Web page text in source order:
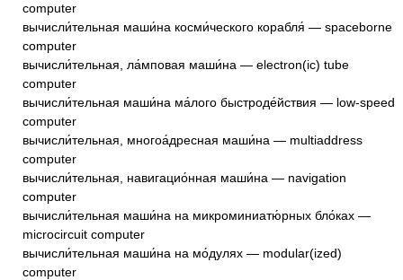
computer
вычисли́тельная маши́на косми́ческого корабля́ — spaceborne
computer
вычисли́тельная, ла́мповая маши́на — electron(ic) tube
computer
вычисли́тельная маши́на ма́лого быстроде́йствия — low-speed
computer
вычисли́тельная, многоа́дресная маши́на — multiaddress
computer
вычисли́тельная, навигацио́нная маши́на — navigation
computer
вычисли́тельная маши́на на микроминиатю́рных бло́ках —
microcircuit computer
вычисли́тельная маши́на на мо́дулях — modular(ized)
computer